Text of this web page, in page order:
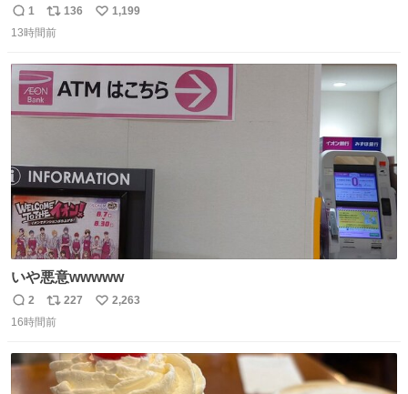
いですが、もっと小さいプラスチックのクリップです。 バ
ネは使いやすいように強度を調整してあるはず。
返
信
1
リ
ポ
ト
数
136
い
1,199
13時間前
いや悪意wwwww
返
信
2
リ
ポ
ト
数
227
い
数
2,263
16時間前